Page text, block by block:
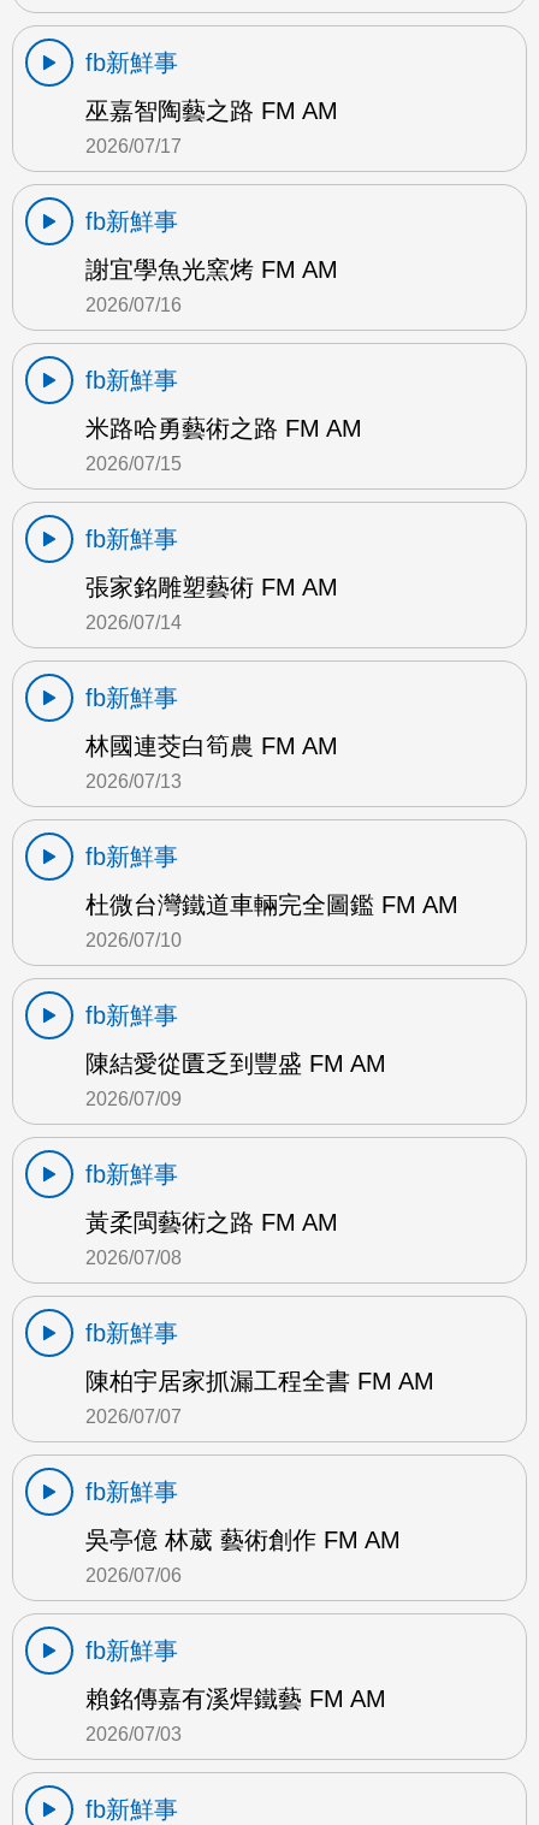
fb新鮮事
巫嘉智陶藝之路 FM AM
2026/07/17
fb新鮮事
謝宜學魚光窯烤 FM AM
2026/07/16
fb新鮮事
米路哈勇藝術之路 FM AM
2026/07/15
fb新鮮事
張家銘雕塑藝術 FM AM
2026/07/14
fb新鮮事
林國連茭白筍農 FM AM
2026/07/13
fb新鮮事
杜微台灣鐵道車輛完全圖鑑 FM AM
2026/07/10
fb新鮮事
陳結愛從匱乏到豐盛 FM AM
2026/07/09
fb新鮮事
黃柔閩藝術之路 FM AM
2026/07/08
fb新鮮事
陳柏宇居家抓漏工程全書 FM AM
2026/07/07
fb新鮮事
吳亭億 林葳 藝術創作 FM AM
2026/07/06
fb新鮮事
賴銘傳嘉有溪焊鐵藝 FM AM
2026/07/03
fb新鮮事